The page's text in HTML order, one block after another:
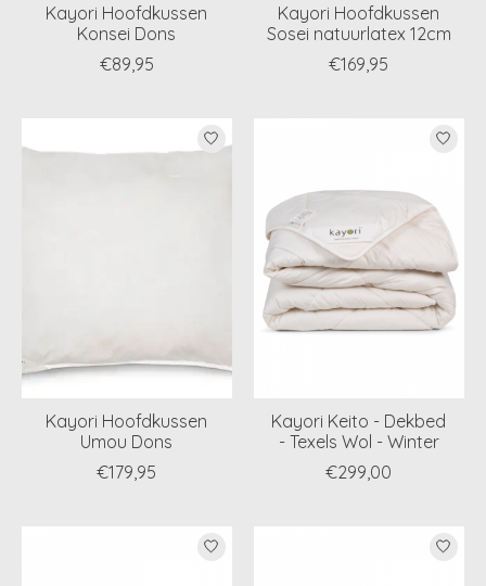
Kayori Hoofdkussen
Konsei Dons
€89,95
Kayori Hoofdkussen
Sosei natuurlatex 12cm
€169,95
Kayori Hoofdkussen
Umou Dons
€179,95
Kayori Keito - Dekbed
- Texels Wol - Winter
€299,00